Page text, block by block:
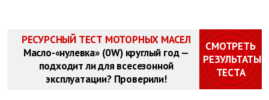
РЕСУРСНЫЙ ТЕСТ МОТОРНЫХ МАСЕЛ
Масло-«нулевка» (0W) круглый год —
подходит ли для всесезонной
эксплуатации? Проверили!
СМОТРЕТЬ
РЕЗУЛЬТАТЫ
ТЕСТА